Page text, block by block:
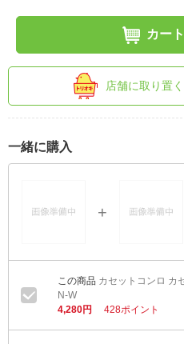
カー
店舗に取り置
一緒に購入
カセットコンロ カ
N-W
4,280円
428ポイント